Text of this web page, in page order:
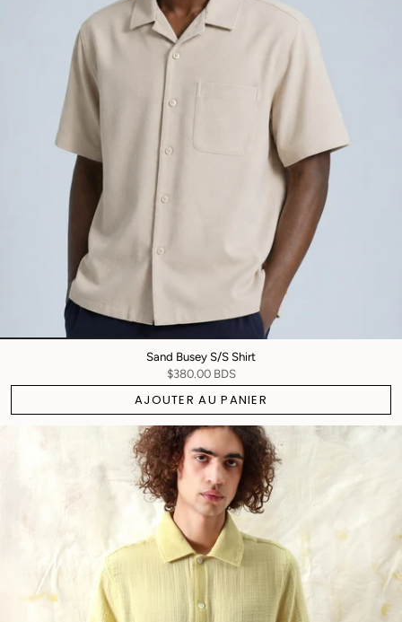
Sand Busey S/S Shirt
$380.00 BDS
AJOUTER AU PANIER